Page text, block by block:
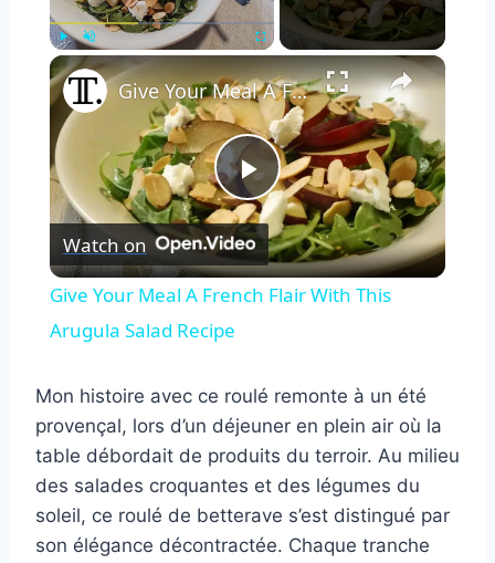
×
Play
Video
Give Your Meal A French Flair With This Arugula Salad Recipe
Watch on
Give Your Meal A French Flair With This
Arugula Salad Recipe
Mon histoire avec ce roulé remonte à un été
provençal, lors d’un déjeuner en plein air où la
table débordait de produits du terroir. Au milieu
des salades croquantes et des légumes du
soleil, ce roulé de betterave s’est distingué par
son élégance décontractée. Chaque tranche